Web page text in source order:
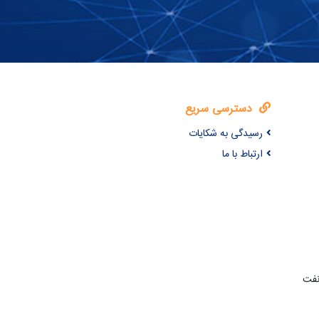
دسترسی سریع
رسیدگی به شکایات
ارتباط با ما